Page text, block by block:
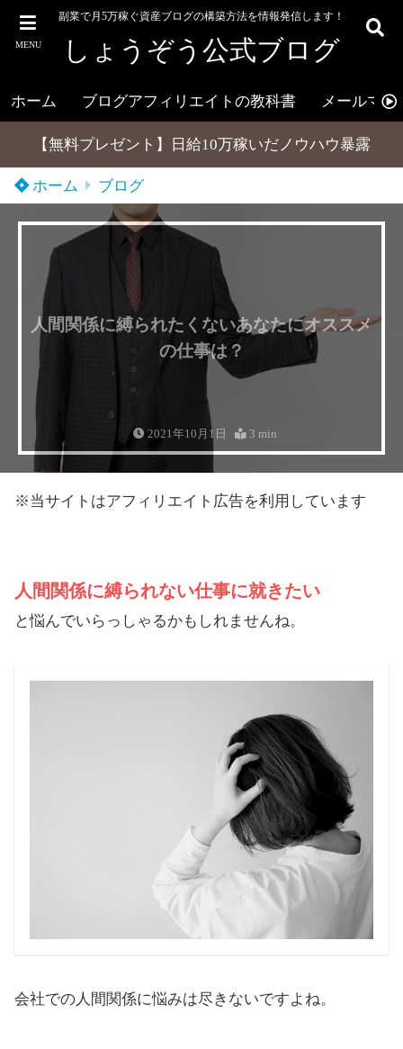
MENU
副業で月5万稼ぐ資産ブログの構築方法を情報発信します！
しょうぞう公式ブログ
ホーム ブログアフィリエイトの教科書 メールマガ
【無料プレゼント】日給10万稼いだノウハウ暴露
ホーム ブログ
人間関係に縛られたくないあなたにオススメ
の仕事は？
2021年10月1日 3 min
※当サイトはアフィリエイト広告を利用しています
人間関係に縛られない仕事に就きたい
と悩んでいらっしゃるかもしれませんね。
会社での人間関係に悩みは尽きないですよね。